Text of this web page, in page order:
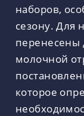
наборов,
сезону. Для
перенесены
молочной
которое